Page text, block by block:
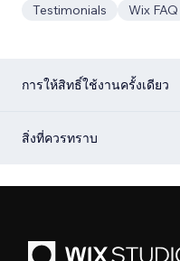
Testimonials
Wix FAQ
การให้สิทธิ์ใช้งานครั้งเดียว
สิ่งที่ควรทราบ